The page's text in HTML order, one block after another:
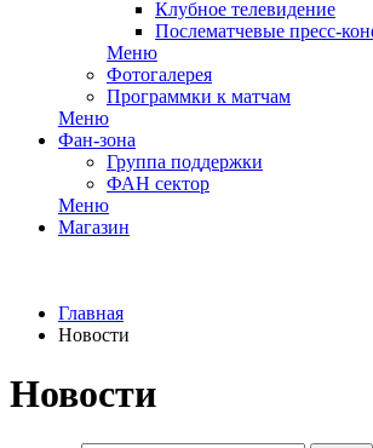
Клубное телевидение
Послематчевые пресс-
Меню
Фотогалерея
Программки к матчам
Меню
Фан-зона
Группа поддержки
ФАН сектор
Меню
Магазин
Главная
Новости
Новости